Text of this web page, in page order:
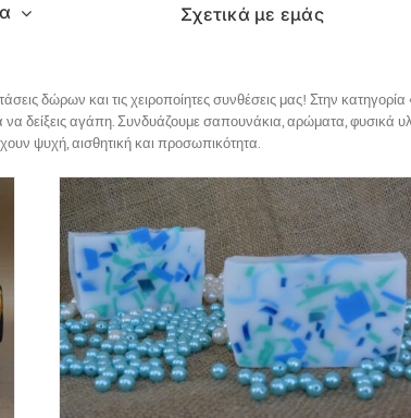
Σχετικά με εμάς
δώρων και τις χειροποίητες συνθέσεις μας! Στην
να δείξεις αγάπη. Συνδυάζουμε σαπουνάκια, αρώματα, φυσικά
ψυχή, αισθητική και προσωπικότητα.
ΠΡΟΣΘΉΚΗ ΣΤΟ ΚΑΛΆΘΙ /
ΠΡΟΒΟΛΉ